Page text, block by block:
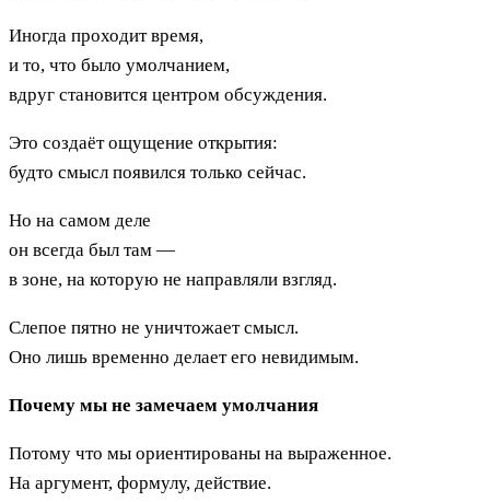
Иногда проходит время,
и то, что было умолчанием,
вдруг становится центром обсуждения.
Это создаёт ощущение открытия:
будто смысл появился только сейчас.
Но на самом деле
он всегда был там —
в зоне, на которую не направляли взгляд.
Слепое пятно не уничтожает смысл.
Оно лишь временно делает его невидимым.
Почему мы не замечаем умолчания
Потому что мы ориентированы на выраженное.
На аргумент, формулу, действие.